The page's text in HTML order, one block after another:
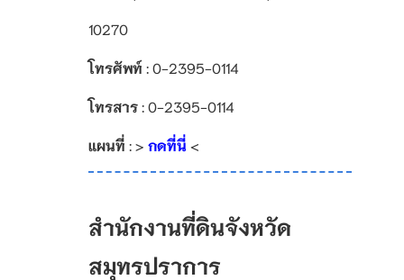
10270
โทรศัพท์: 0-2395-0114
โทรสาร: 0-2395-0114
แผนที่ : > กดที่นี่ <
สำนักงานที่ดินจังหวัด
สมุทรปราการ